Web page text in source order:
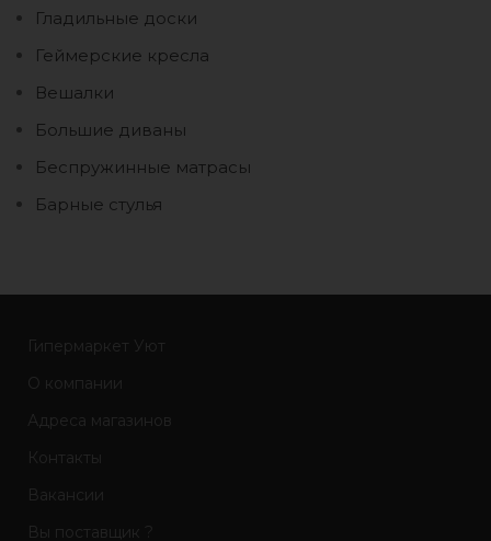
Гладильные доски
Геймерские кресла
Вешалки
Большие диваны
Беспружинные матрасы
Барные стулья
Гипермаркет Уют
О компании
Адреса магазинов
Контакты
Вакансии
Вы поставщик ?